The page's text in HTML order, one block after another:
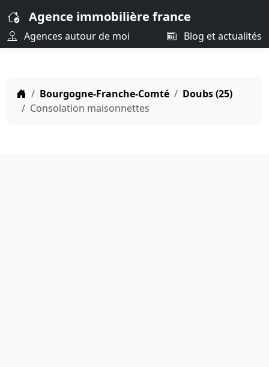
Agence immobilière france
Agences autour de moi Blog et actualités
Bourgogne-Franche-Comté
Doubs (25)
Consolation maisonnettes